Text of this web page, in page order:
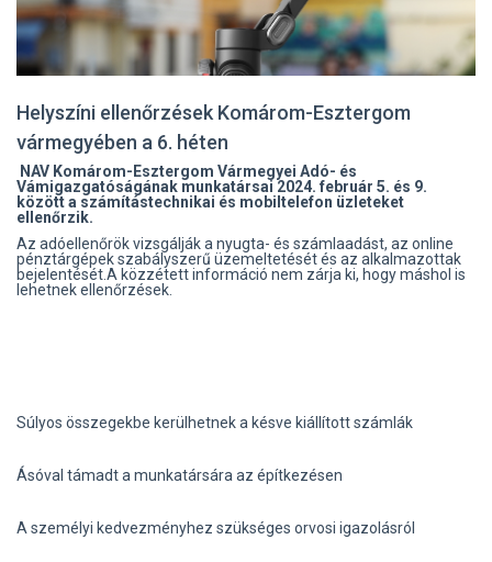
Helyszíni ellenőrzések Komárom-Esztergom
vármegyében a 6. héten
NAV Komárom-Esztergom Vármegyei Adó- és
Vámigazgatóságának munkatársai 2024. február 5. és 9.
között a számítástechnikai és mobiltelefon üzleteket
ellenőrzik.
Az adóellenőrök vizsgálják a nyugta- és számlaadást, az online
pénztárgépek szabályszerű üzemeltetését és az alkalmazottak
bejelentését.A közzétett információ nem zárja ki, hogy máshol is
lehetnek ellenőrzések.
Súlyos összegekbe kerülhetnek a késve kiállított számlák
Ásóval támadt a munkatársára az építkezésen
A személyi kedvezményhez szükséges orvosi igazolásról